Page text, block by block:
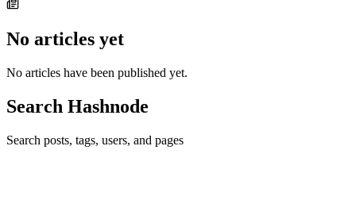
No articles yet
No articles have been published yet.
Search Hashnode
Search posts, tags, users, and pages